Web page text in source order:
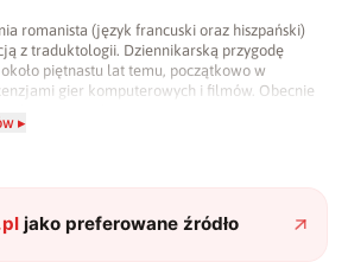
romanista (język francuski oraz hiszpański)
z traduktologii. Dziennikarską przygodę
piętnastu lat temu, początkowo w
gier komputerowych i filmów. Obecnie
W wolnym czasie uwielbiam
▸
jako preferowane źródło